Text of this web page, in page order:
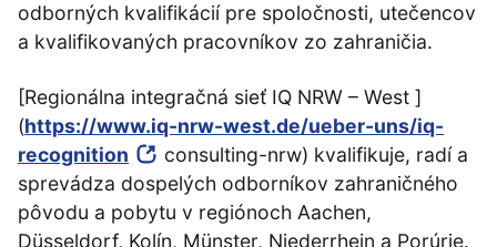
odborných kvalifikácií pre spoločnosti, utečencov
a kvalifikovaných pracovníkov zo zahraničia.
[Regionálna integračná sieť IQ NRW – West ]
(https://www.iq-nrw-west.de/ueber-uns/iq-
recognition
consulting-nrw) kvalifikuje, radí a
sprevádza dospelých odborníkov zahraničného
pôvodu a pobytu v regiónoch Aachen,
Düsseldorf, Kolín, Münster, Niederrhein a Porúrie.